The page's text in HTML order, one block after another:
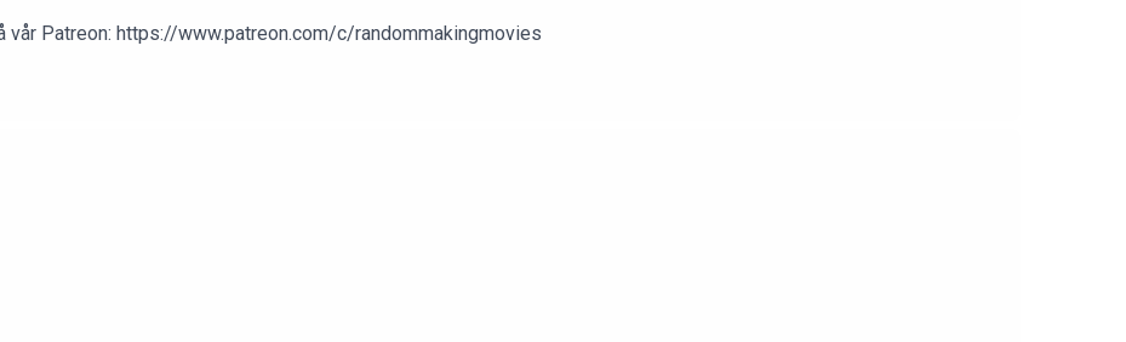
vår Patreon: https://www.patreon.com/c/randommakingmovies